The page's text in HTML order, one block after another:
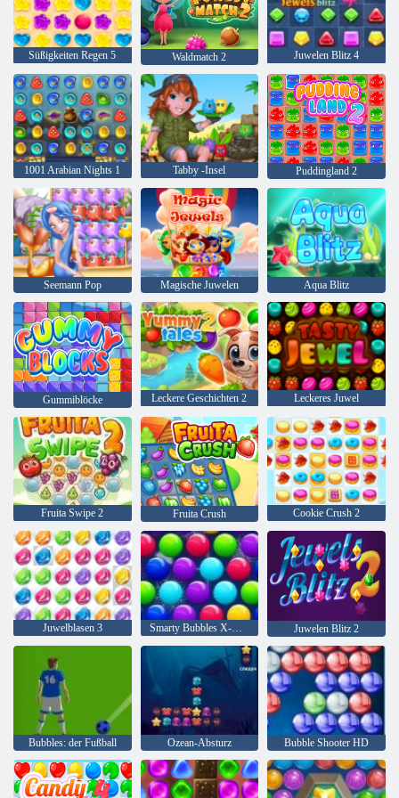
Süßigkeiten Regen 5 Waldmatch 2 Juwelen Blitz 4
1001 Arabian Nights 1 Tabby -Insel Puddingland 2
Seemann Pop Magische Juwelen Aqua Blitz
Gummiblöcke Leckere Geschichten 2 Leckeres Juwel
Fruita Swipe 2 Fruita Crush Cookie Crush 2
Juwelblasen 3 Smarty Bubbles X-Mas Juwelen Blitz 2
Bubbles: der Fußball Ozean-Absturz Bubble Shooter HD